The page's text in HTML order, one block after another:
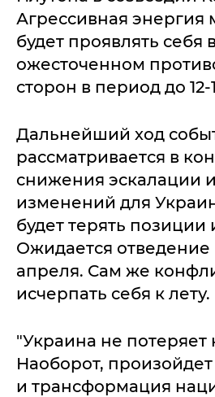
Агрессивная энергия
будет проявлять себя
ожесточенном
сторон в период до 12-
Дальнейший ход
рассматривается в
снижения эскалации
изменений для
будет терять позиции
Ожидается отведение
апреля. Сам же
исчерпать себя к лету.
"Украина не потеряет
Наоборот,
и трансформация